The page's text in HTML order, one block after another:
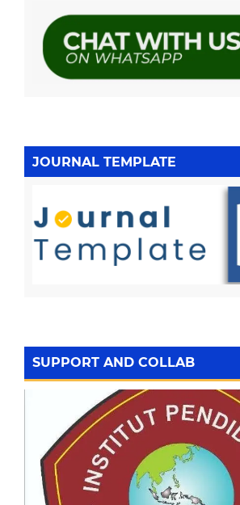
JOURNAL TEMPLATE
SUPPORT AND COLLAB